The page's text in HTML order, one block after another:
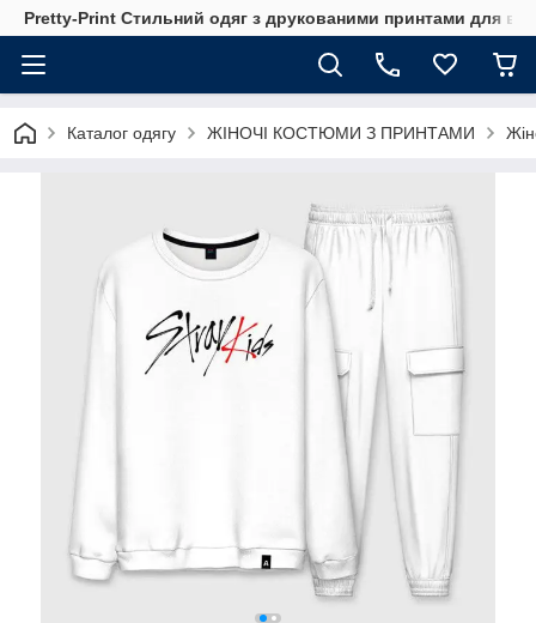
Pretty-Print Стильний одяг з друкованими принтами для
Каталог одягу ЖІНОЧІ КОСТЮМИ З ПРИНТАМИ